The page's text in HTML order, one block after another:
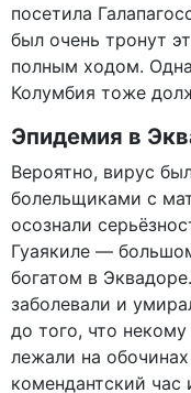
посетила
был очень тронут
полным ходом.
Колумбия тоже
Эпидемия в
Вероятно, вирус
болельщиками с
осознали
Гуаякиле —
богатом в
заболевали и
до того, что
лежали на
комендантский